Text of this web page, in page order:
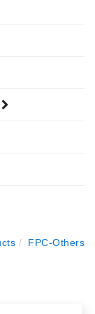
FPC-Others